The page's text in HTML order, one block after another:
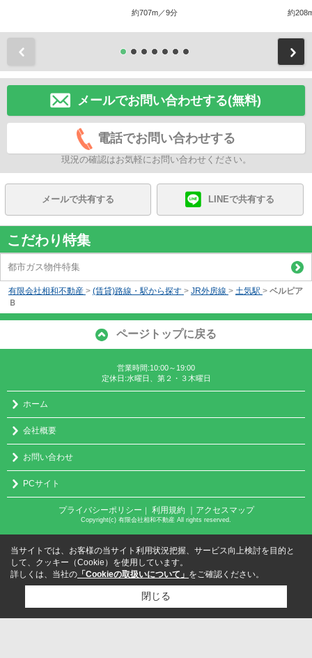
約707m／9分 約
メールでお問い合わせする(無料)
電話でお問い合わせする
現況の確認はお気軽にお問い合わせください。
メールで共有する LINEで共有する
こだわり特集
都市ガス物件特集
有限会社相和不動産 > (賃貸)路線・駅から探す > JR外房線 > 土気駅 > ベルピア
Ｂ
ページトップに戻る
営業時間:10:00～19:00
定休日:水曜日、第２・３木曜日
ホーム
会社概要
お問い合わせ
PCサイト
プライバシーポリシー 利用規約 ｜アクセスマップ
Copyright(c) 有限会社相和不動産 All rights reserved.
当サイトでは、お客様の当サイト利用状況把握、サービス向上検討を目的と
して、クッキー（Cookie）を使用しています。
詳しくは、当社の 「Cookieの取扱いについて」 をご確認ください。
閉じる